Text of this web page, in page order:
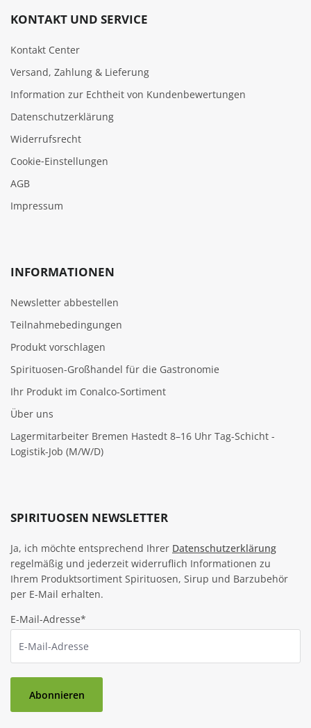
KONTAKT UND SERVICE
Kontakt Center
Versand, Zahlung & Lieferung
Information zur Echtheit von Kundenbewertungen
Datenschutzerklärung
Widerrufsrecht
Cookie‑Einstellungen
AGB
Impressum
INFORMATIONEN
Newsletter abbestellen
Teilnahmebedingungen
Produkt vorschlagen
Spirituosen-Großhandel für die Gastronomie
Ihr Produkt im Conalco-Sortiment
Über uns
Lagermitarbeiter Bremen Hastedt 8–16 Uhr Tag-Schicht -
Logistik-Job (M/W/D)
SPIRITUOSEN NEWSLETTER
Ja, ich möchte entsprechend Ihrer Datenschutzerklärung
regelmäßig und jederzeit widerruflich Informationen zu
Ihrem Produktsortiment Spirituosen, Sirup und Barzubehör
per E-Mail erhalten.
E-Mail-Adresse*
Abonnieren